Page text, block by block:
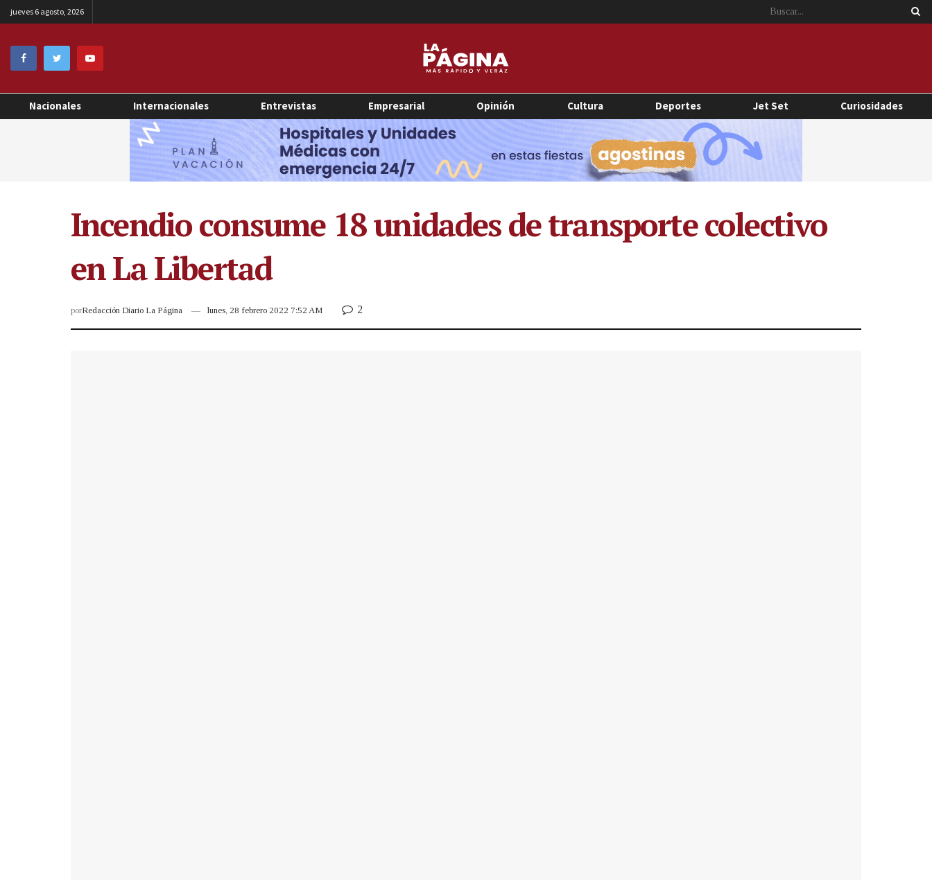
jueves 6 agosto, 2026
Nacionales Internacionales Entrevistas Empresarial Opinión Cultura Deportes Jet Set Curiosidades
Incendio consume 18 unidades de transporte colectivo
en La Libertad
porRedacción Diario La Página lunes, 28 febrero 2022 7:52 AM 2